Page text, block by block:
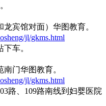
宾馆对面）华图教育。
jl/gkms.html
车。
门华图教育。
jl/gkms.html
路、109路南线到妇婴医院